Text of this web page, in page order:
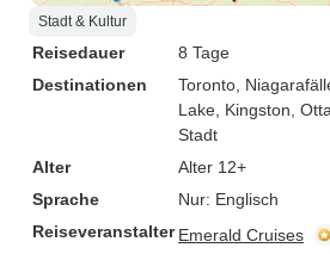
Stadt & Kultur
Reisedauer
8 Tage
Destinationen
Toronto ,
Lake , Kingston ,
Stadt
Alter
Alter 12+
Sprache
Nur: Englisch
Reiseveranstalter Emerald Cruises